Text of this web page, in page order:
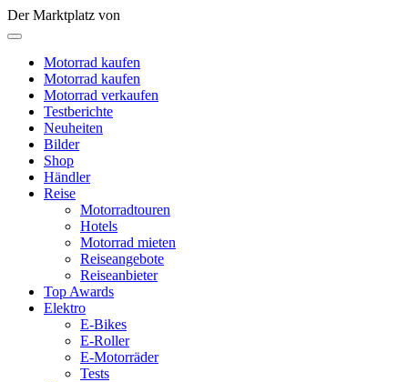
Der Marktplatz von
Motorrad kaufen
Motorrad kaufen
Motorrad verkaufen
Testberichte
Neuheiten
Bilder
Shop
Händler
Reise
Motorradtouren
Hotels
Motorrad mieten
Reiseangebote
Reiseanbieter
Top Awards
Elektro
E-Bikes
E-Roller
E-Motorräder
Tests